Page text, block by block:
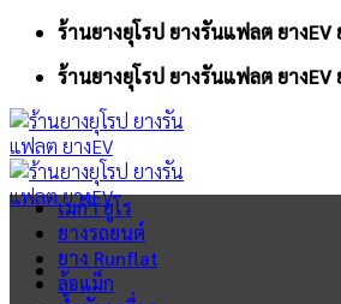
Skip
content
ร้านยางยุโรป ยางรันแฟลต ยาง
ร้านยางยุโรป ยางรันแฟลต ยาง
เมก้า ยูโร
ยางรถยนต์
ยาง Runflat
ล้อแม็ก